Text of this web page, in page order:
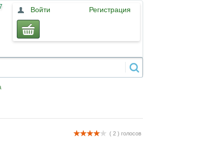
Войти Регистрация
( 2 ) голосов